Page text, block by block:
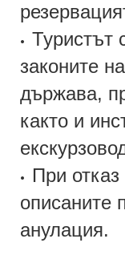
• Туристът
законите
държава,
както и
•
При
описаните
анулация.